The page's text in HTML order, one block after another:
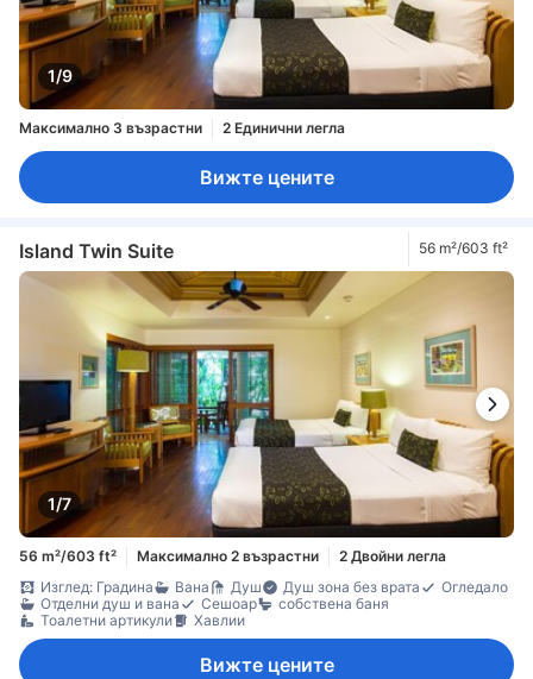
1/9
Максимално 3 възрастни 2 Единични легла
Вижте цените
Island Twin Suite 56 m²/603 ft²
1/7
56 m²/603 ft² Максимално 2 възрастни
2 Двойни легла
Изглед: Градина
Вана Душ Душ зона без врата
Огледало
Отделни душ и вана
Сешоар
собствена баня
Тоалетни артикули
Хавлии
Вижте цените